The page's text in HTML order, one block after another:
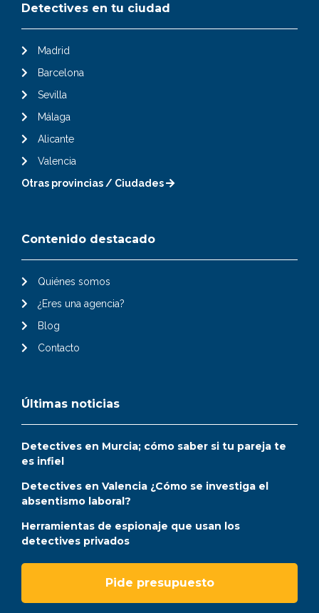
Detectives en tu ciudad
Madrid
Barcelona
Sevilla
Málaga
Alicante
Valencia
Otras provincias / Ciudades
Contenido destacado
Quiénes somos
¿Eres una agencia?
Blog
Contacto
Últimas noticias
Detectives en Murcia; cómo saber si tu pareja te
es infiel
Detectives en Valencia ¿Cómo se investiga el
absentismo laboral?
Herramientas de espionaje que usan los
detectives privados
Pide presupuesto